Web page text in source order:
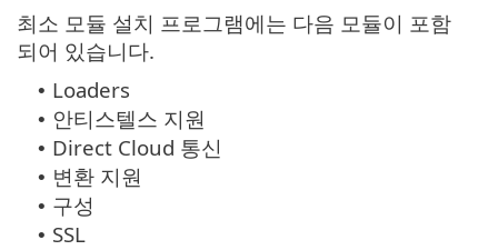
최소 모듈 설치 프로그램에는 다음 모듈이 포함
되어 있습니다.
• Loaders
• 안티스텔스 지원
• Direct Cloud 통신
• 변환 지원
• 구성
• SSL